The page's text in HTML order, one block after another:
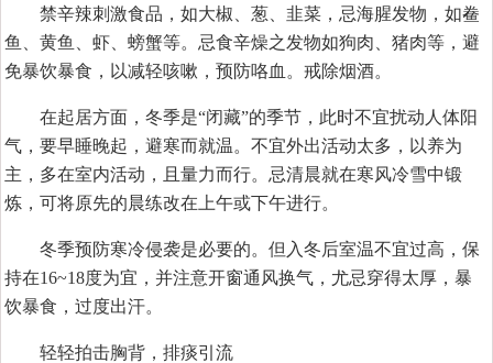
禁辛辣刺激食品，如大椒、葱、韭菜，忌海腥发物，如鲞
鱼、黄鱼、虾、螃蟹等。忌食辛燥之发物如狗肉、猪肉等，避
免暴饮暴食，以减轻咳嗽，预防咯血。戒除烟酒。
在起居方面，冬季是“闭藏”的季节，此时不宜扰动人体阳
气，要早睡晚起，避寒而就温。不宜外出活动太多，以养为
主，多在室内活动，且量力而行。忌清晨就在寒风冷雪中锻
炼，可将原先的晨练改在上午或下午进行。
冬季预防寒冷侵袭是必要的。但入冬后室温不宜过高，保
持在16~18度为宜，并注意开窗通风换气，尤忌穿得太厚，暴
饮暴食，过度出汗。
轻轻拍击胸背，排痰引流